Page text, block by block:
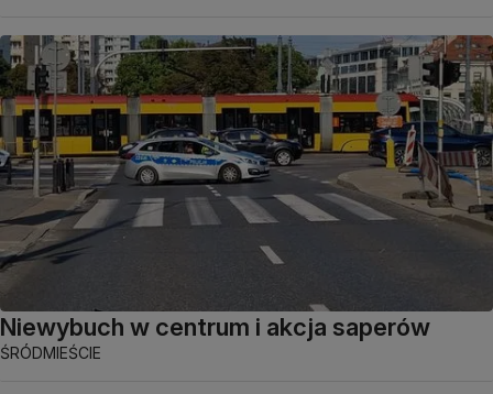
Niewybuch w centrum i akcja saperów
ŚRÓDMIEŚCIE